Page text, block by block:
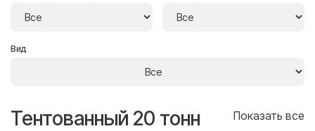
Вид
Тентованный 20 тонн Показать все